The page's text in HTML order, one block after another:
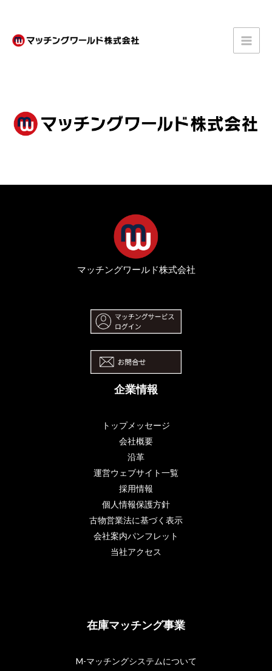
マッチングワールド株式会社
企業情報
トップメッセージ
会社概要
沿革
運営ウェブサイト一覧
採用情報
個人情報保護方針
古物営業法に基づく表示
会社案内パンフレット
当社アクセス
在庫マッチング事業
M-マッチングシステムについて